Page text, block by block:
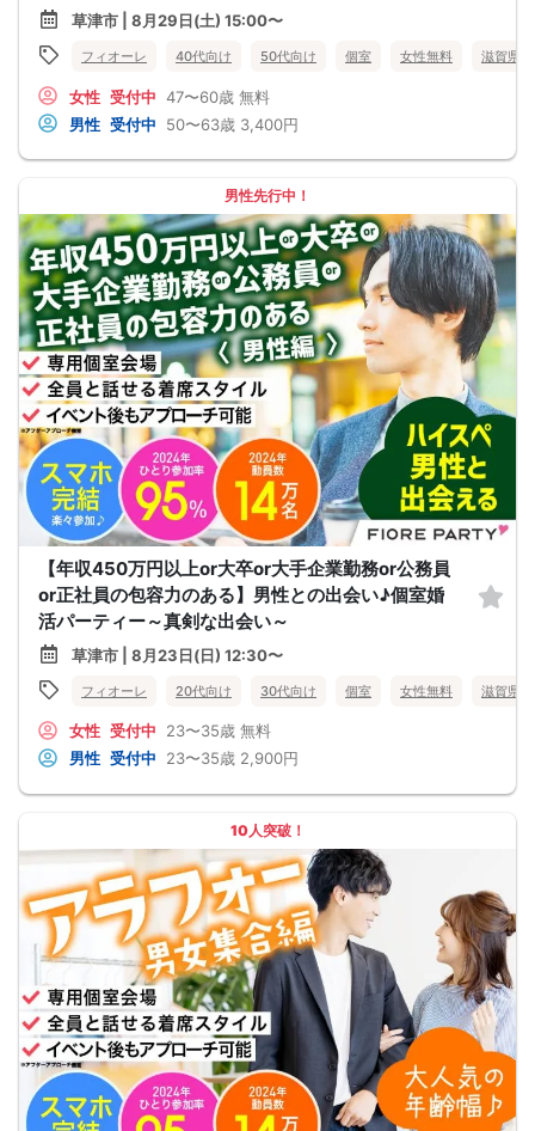
草津市 | 8月29日(土) 15:00〜
フィオーレ 40代向け 50代向け 個室 女性無料 滋賀県
女性 受付中 47〜60歳 無料
男性 受付中 50〜63歳 3,400円
男性先行中！
【年収450万円以上or大卒or大手企業勤務or公務員
or正社員の包容力のある】男性との出会い♪個室婚
活パーティー～真剣な出会い～
草津市 | 8月23日(日) 12:30〜
フィオーレ 20代向け 30代向け 個室 女性無料 滋賀県
女性 受付中 23〜35歳 無料
男性 受付中 23〜35歳 2,900円
10人突破！